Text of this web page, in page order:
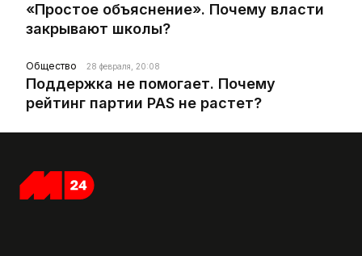
«Простое объяснение». Почему власти
закрывают школы?
Общество 28 февраля, 20:08
Поддержка не помогает. Почему
рейтинг партии PAS не растет?